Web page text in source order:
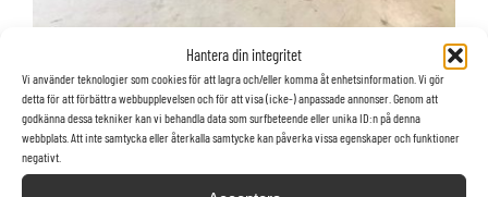
Hantera din integritet
Vi använder teknologier som cookies för att lagra och/eller komma åt enhetsinformation. Vi gör
detta för att förbättra webbupplevelsen och för att visa (icke-) anpassade annonser. Genom att
godkänna dessa tekniker kan vi behandla data som surfbeteende eller unika ID:n på denna
webbplats. Att inte samtycka eller återkalla samtycke kan påverka vissa egenskaper och funktioner
negativt.
Toyota truck 8FBET20
Elmotviktstruckar, 2014